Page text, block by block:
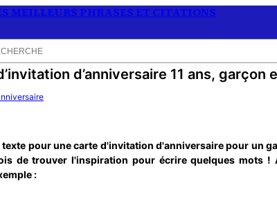
MEILLEURS PHRASES ET CITATIONS
d’anniversaire 11 ans, garçon
pour une carte d'invitation d'anniversaire pour un
de trouver l'inspiration pour écrire quelques mots !
: